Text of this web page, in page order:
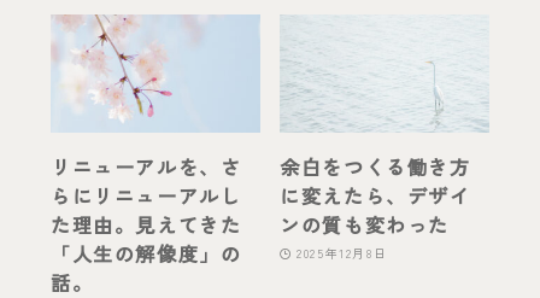
リニューアルを、さ
らにリニューアルし
た理由。見えてきた
「人生の解像度」の
話。
余白をつくる働き方
に変えたら、デザイ
ンの質も変わった
2025年12月8日